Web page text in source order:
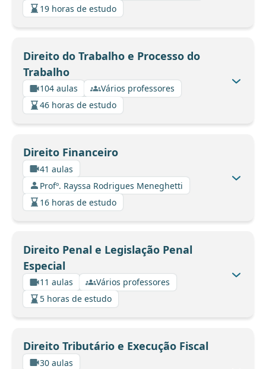
19 horas de estudo
Direito do Trabalho e Processo do
Trabalho
104 aulas
Vários professores
46 horas de estudo
Direito Financeiro
41 aulas
Profº. Rayssa Rodrigues Meneghetti
16 horas de estudo
Direito Penal e Legislação Penal
Especial
11 aulas
Vários professores
5 horas de estudo
Direito Tributário e Execução Fiscal
30 aulas